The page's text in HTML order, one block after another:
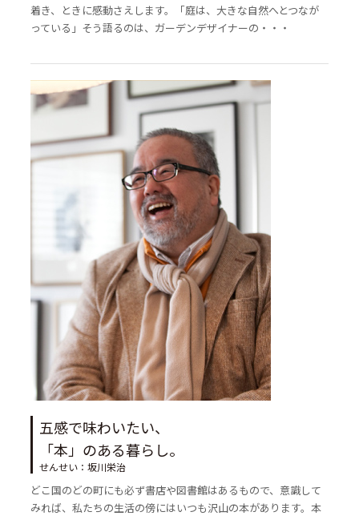
着き、ときに感動さえします。「庭は、大きな自然へとつなが
っている」そう語るのは、ガーデンデザイナーの・・・
五感で味わいたい、
「本」のある暮らし。
せんせい：坂川栄治
どこ国のどの町にも必ず書店や図書館はあるもので、意識して
みれば、私たちの生活の傍にはいつも沢山の本があります。本